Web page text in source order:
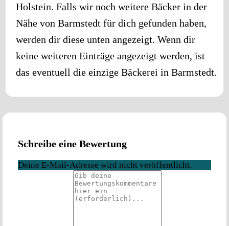
Holstein. Falls wir noch weitere Bäcker in der
Nähe von Barmstedt für dich gefunden haben,
werden dir diese unten angezeigt. Wenn dir
keine weiteren Einträge angezeigt werden, ist
das eventuell die einzige Bäckerei in Barmstedt.
Schreibe eine Bewertung
Deine E-Mail-Adresse wird nicht veröffentlicht.